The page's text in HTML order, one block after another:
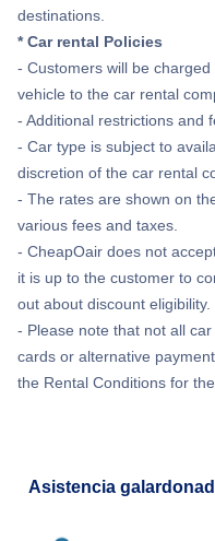
destinations.
* Car rental Policies
- Customers will be
vehicle to the car rental
- Additional restrictions and
- Car type is subject to
discretion of the car rental
- The rates are shown on
various fees and taxes.
- CheapOair does not
it is up to the customer to
out about discount eligibility.
- Please note that not all
cards or alternative
the Rental Conditions for
Asistencia